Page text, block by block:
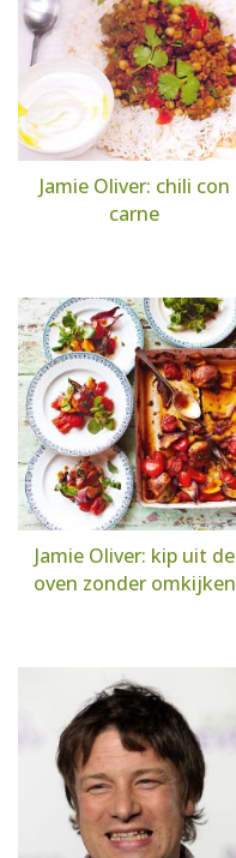
Jamie Oliver: chili con
carne
Jamie Oliver: kip uit de
oven zonder omkijken